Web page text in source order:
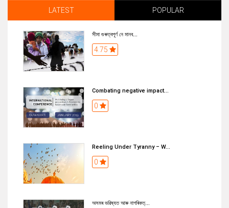
LATEST POPULAR
সীমা গুৰুত্বপূৰ্ণ নে মানব...
4.75
Combating negative impact...
0
Reeling Under Tyranny – W...
0
অসমৰ ভৱিষ্যত আৰু নাগৰিকত্...